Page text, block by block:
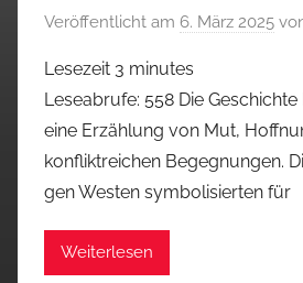
Veröffentlicht am 6. März 2025
Lesezeit 3 minutes
Leseabrufe: 558 Die
eine Erzählung von Mut,
konfliktreichen Begegnungen.
gen Westen symbolisierten für
Weiterlesen